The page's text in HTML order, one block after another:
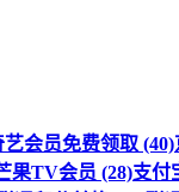
艺会员免费领取 (40)
果TV会员 (28)支付